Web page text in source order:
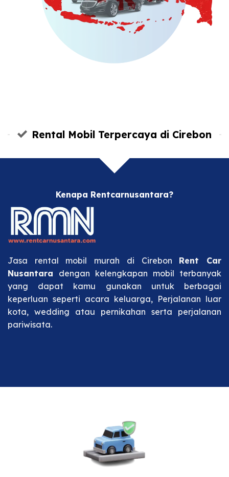
Rental Mobil Terpercaya di Cirebon
Kenapa Rentcarnusantara?
Jasa rental mobil murah di Cirebon Rent Car
Nusantara dengan kelengkapan mobil terbanyak
yang dapat kamu gunakan untuk berbagai
keperluan seperti acara keluarga, Perjalanan luar
kota, wedding atau pernikahan serta perjalanan
pariwisata.